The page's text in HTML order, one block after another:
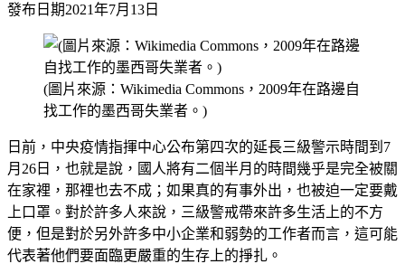
發布日期2021年7月13日
(圖片來源：Wikimedia Commons，2009年在路邊自
找工作的墨西哥失業者。)
日前，中央疫情指揮中心公布第四次的延長三級警示時間到7
月26日，也就是說，國人將有二個半月的時間幾乎是完全被關
在家裡，那裡也去不成；如果真的有事外出，也被迫一定要戴
上口罩。對於許多人來說，三級警戒帶來許多生活上的不方
便，但是對於另外許多中小企業和弱勢的工作者而言，這可能
代表著他們要面臨更嚴重的生存上的掙扎。